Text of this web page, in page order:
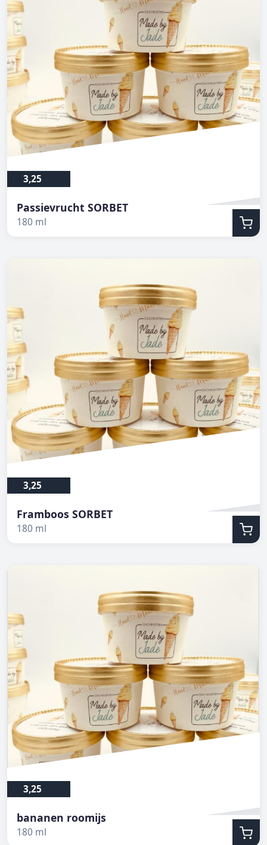
3,25
Passievrucht SORBET
180 ml
3,25
Framboos SORBET
180 ml
3,25
bananen roomijs
180 ml